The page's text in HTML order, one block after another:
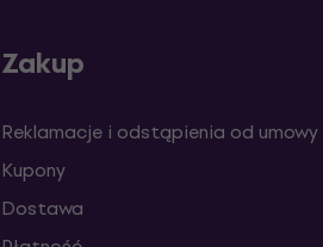
Zakup
Reklamacje i odstąpienia od umowy
Kupony
Dostawa